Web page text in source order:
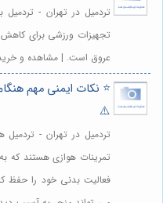
تردمیل در تهران -
تجهیزات ورزشی برای
عروق است. | مشاهده و
⭐️ نکات ایمنی مهم
⚠️
تردمیل در تهران - تردمیل
تمرینات هوازی هستند که
فعالیت بدنی خود را حفظ